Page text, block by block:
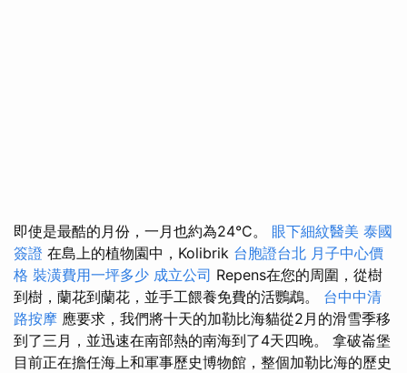
即使是最酷的月份，一月也約為24°C。 眼下細紋醫美 泰國
簽證 在島上的植物園中，Kolibrik 台胞證台北 月子中心價
格 裝潢費用一坪多少 成立公司 Repens在您的周圍，從樹
到樹，蘭花到蘭花，並手工餵養免費的活鸚鵡。 台中中清
路按摩 應要求，我們將十天的加勒比海貓從2月的滑雪季移
到了三月，並迅速在南部熱的南海到了4天四晚。 拿破崙堡
目前正在擔任海上和軍事歷史博物館，整個加勒比海的歷史